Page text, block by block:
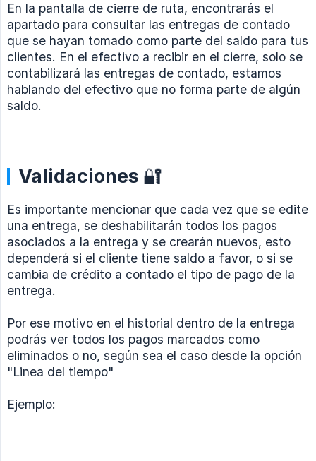
En la pantalla de cierre de ruta, encontrarás el
apartado para consultar las entregas de contado
que se hayan tomado como parte del saldo para tus
clientes. En el efectivo a recibir en el cierre, solo se
contabilizará las entregas de contado, estamos
hablando del efectivo que no forma parte de algún
saldo.
Validaciones 🔐
Es importante mencionar que cada vez que se edite
una entrega, se deshabilitarán todos los pagos
asociados a la entrega y se crearán nuevos, esto
dependerá si el cliente tiene saldo a favor, o si se
cambia de crédito a contado el tipo de pago de la
entrega.
Por ese motivo en el historial dentro de la entrega
podrás ver todos los pagos marcados como
eliminados o no, según sea el caso desde la opción
"Linea del tiempo"
Ejemplo: